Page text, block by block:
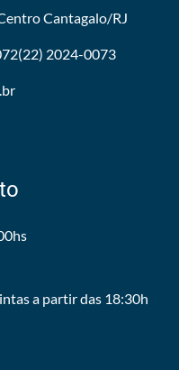
Cantagalo/RJ
(22) 2024-0073
a partir das 18:30h